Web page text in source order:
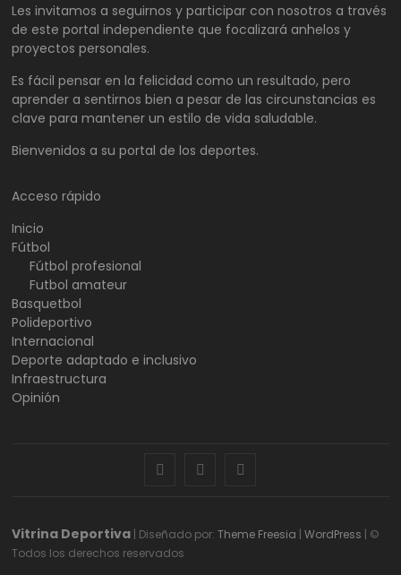
Les invitamos a seguirnos y participar con nosotros a través
de este portal independiente que focalizará anhelos y
proyectos personales.
Es fácil pensar en la felicidad como un resultado, pero
aprender a sentirnos bien a pesar de las circunstancias es
clave para mantener un estilo de vida saludable.
Bienvenidos a su portal de los deportes.
Acceso rápido
Inicio
Fútbol
Fútbol profesional
Futbol amateur
Basquetbol
Polideportivo
Internacional
Deporte adaptado e inclusivo
Infraestructura
Opinión
facebook twitter
Vitrina Deportiva | Diseñado por:Theme Freesia |WordPress | ©
Todos los derechos reservados